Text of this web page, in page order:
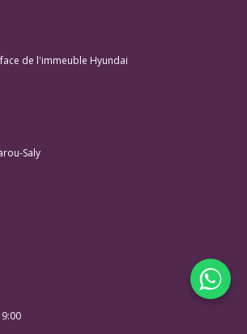
de l'immeuble Hyundai
Saly